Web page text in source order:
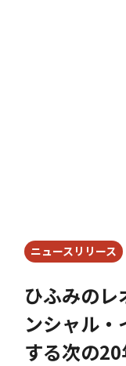
ニュースリリース
ひふみの
ンシャル
する次の